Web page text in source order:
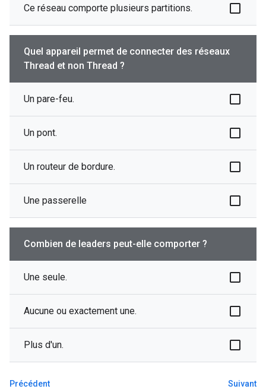
Ce réseau comporte plusieurs partitions.
Quel appareil permet de connecter des réseaux
Thread et non Thread ?
Un pare-feu.
Un pont.
Un routeur de bordure.
Une passerelle
Combien de leaders peut-elle comporter ?
Une seule.
Aucune ou exactement une.
Plus d'un.
Précédent
Suivant